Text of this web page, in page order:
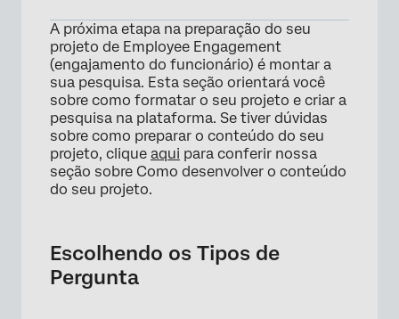
Escolhendo os Tipos de Pergunta
Construindo Sua Pesquisa de Engajamento
Fluxo Pesquisa e comportamento das
perguntas
Aparência e sensação Pesquisa
Traduzindo a Sua Pesquisa
A próxima etapa na preparação do seu
projeto de Employee Engagement
(engajamento do funcionário) é montar a
sua pesquisa. Esta seção orientará você
sobre como formatar o seu projeto e criar a
pesquisa na plataforma. Se tiver dúvidas
sobre como preparar o conteúdo do seu
projeto, clique aqui para conferir nossa
seção sobre Como desenvolver o conteúdo
do seu projeto.
Escolhendo os Tipos de
Pergunta